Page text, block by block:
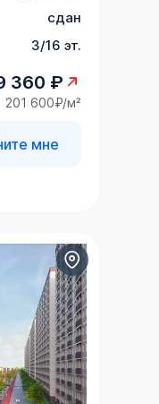
сдан
3/16 эт.
360 ₽
201 600₽/м²
мне